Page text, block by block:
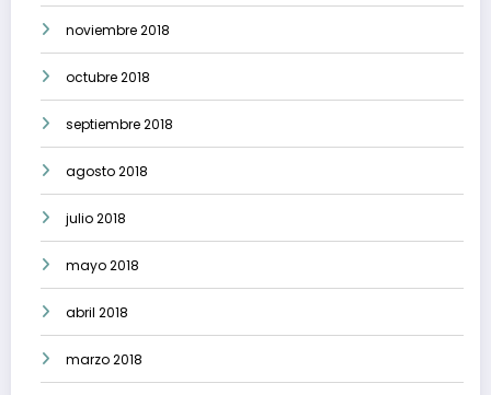
noviembre 2018
octubre 2018
septiembre 2018
agosto 2018
julio 2018
mayo 2018
abril 2018
marzo 2018